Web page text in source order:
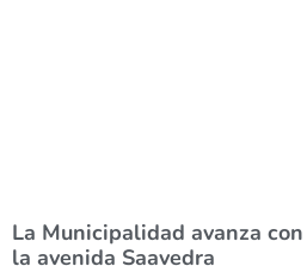
La Municipalidad avanza
la avenida Saavedra